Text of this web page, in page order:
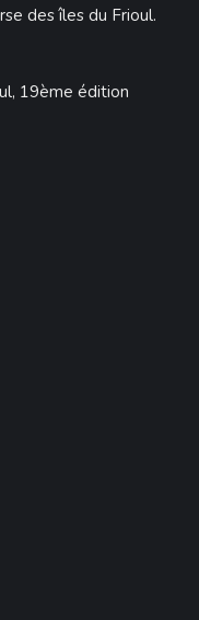
des îles du Frioul.
19ème édition